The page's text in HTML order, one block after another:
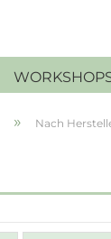
» Nach